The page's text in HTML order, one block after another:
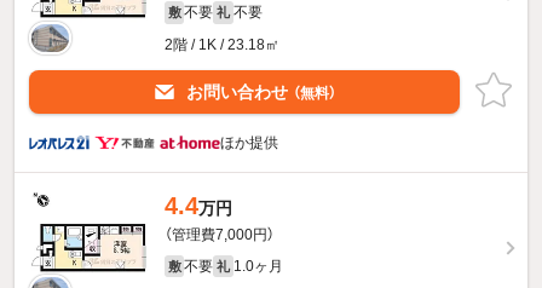
敷 不要 礼 不要
2階 / 1K / 23.18㎡
お問い合わせ （無料）
ほか提供
4.4万円
（管理費7,000円）
敷 不要 礼 1.0ヶ月